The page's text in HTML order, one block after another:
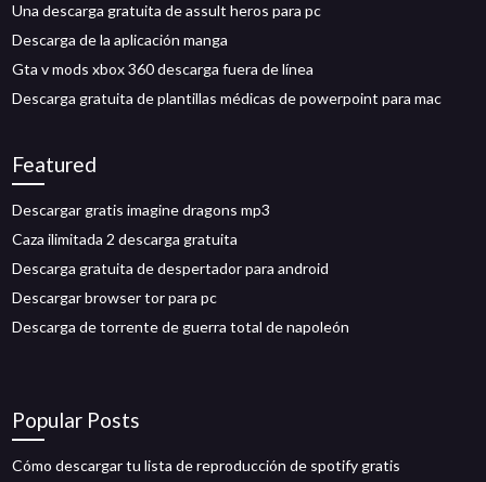
Una descarga gratuita de assult heros para pc
Descarga de la aplicación manga
Gta v mods xbox 360 descarga fuera de línea
Descarga gratuita de plantillas médicas de powerpoint para mac
Featured
Descargar gratis imagine dragons mp3
Caza ilimitada 2 descarga gratuita
Descarga gratuita de despertador para android
Descargar browser tor para pc
Descarga de torrente de guerra total de napoleón
Popular Posts
Cómo descargar tu lista de reproducción de spotify gratis